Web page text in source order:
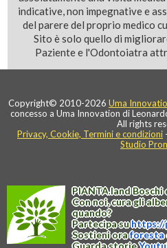
indicative, non impegnative e
del parere del proprio medico
Sito è solo quello di
Paziente e l'Odontoiatra
Copyright© 2010-2026 Uma
concesso a Uma Innovation di
All rights
Privacy, Cookie, Termini e condizioni
Studio
PIANTA.landBoschi
Con noi, cura gli
quando?
Partecipa suhttps://
Sostieni oraforesta
Guarda storie